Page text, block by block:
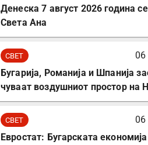
Денеска 7 август 2026 година
Света Ана
СВЕТ
06
Бугарија, Романија и Шпанија
чуваат воздушниот простор на
СВЕТ
06
Евростат: Бугарската